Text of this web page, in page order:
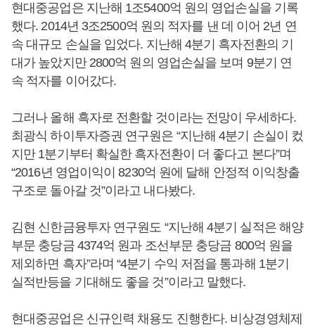
현대중공업은 지난해 1조5400억 원의 영업손실을 기록
했다. 2014년 3조2500억 원의 적자를 낸 데 이어 2년 연
속 대규모 손실을 입었다. 지난해 4분기 흑자전환의 기
대가 높았지만 2800억 원의 영업손실을 보며 9분기 연
속 적자를 이어갔다.
그러나 올해 흑자로 전환할 것이라는 전망이 우세하다.
최광식 하이투자증권 연구원은 “지난해 4분기 손실이 컸
지만 1분기부터 확실한 흑자전환이 더 좋다고 본다”며
“2016년 영업이익이 8230억 원에 달해 안정적 이익창출
구조로 돌아갈 것”이라고 내다봤다.
김현 신한금융투자 연구원도 “지난해 4분기 실적은 해양
부문 충당금 4374억 원과 조선부문 충당금 800억 원을
제외하면 흑자”라며 “4분기 수익 저점을 통과해 1분기
실적반등을 기대해도 좋을 것”이라고 말했다.
현대중공업은 신규인력 채용도 진행한다. 비상경영체제